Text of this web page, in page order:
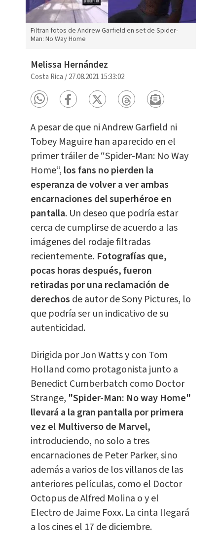
Filtran fotos de Andrew Garfield en set de Spider-
Man: No Way Home
Melissa Hernández
Costa Rica /27.08.2021 15:33:02
A pesar de que ni Andrew Garfield ni
Tobey Maguire han aparecido en el
primer tráiler de “Spider-Man: No Way
Home”, los fans no pierden la
esperanza de volver a ver ambas
encarnaciones del superhéroe en
pantalla. Un deseo que podría estar
cerca de cumplirse de acuerdo a las
imágenes del rodaje filtradas
recientemente. Fotografías que,
pocas horas después, fueron
retiradas por una reclamación de
derechos de autor de Sony Pictures, lo
que podría ser un indicativo de su
autenticidad.
Dirigida por Jon Watts y con Tom
Holland como protagonista junto a
Benedict Cumberbatch como Doctor
Strange, "Spider-Man: No way Home"
llevará a la gran pantalla por primera
vez el Multiverso de Marvel,
introduciendo, no solo a tres
encarnaciones de Peter Parker, sino
además a varios de los villanos de las
anteriores películas, como el Doctor
Octopus de Alfred Molina o y el
Electro de Jaime Foxx. La cinta llegará
a los cines el 17 de diciembre.